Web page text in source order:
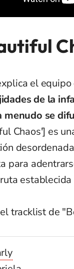
el
de la
menudo se
Chaos'] es
para
tracklist de